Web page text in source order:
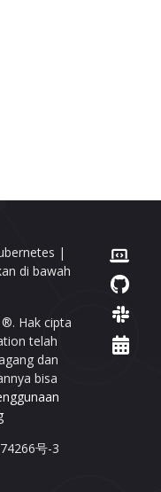
|
di bawah
Hak cipta
telah
dan
bisa
号-3